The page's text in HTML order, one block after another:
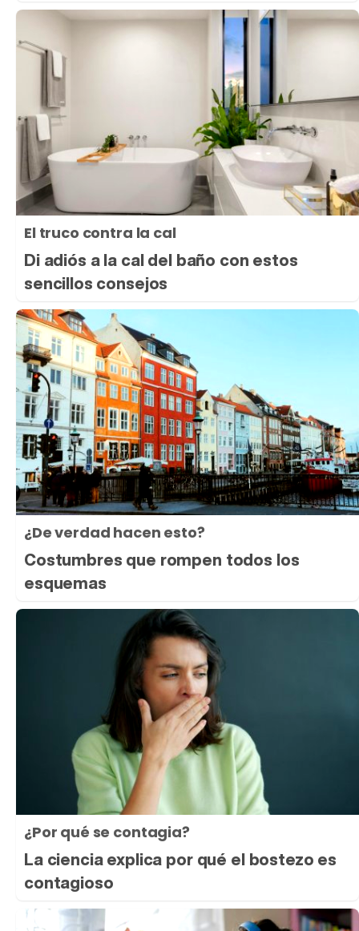
El truco contra la cal
Di adiós a la cal del baño con estos
sencillos consejos
¿De verdad hacen esto?
Costumbres que rompen todos los
esquemas
¿Por qué se contagia?
La ciencia explica por qué el bostezo es
contagioso